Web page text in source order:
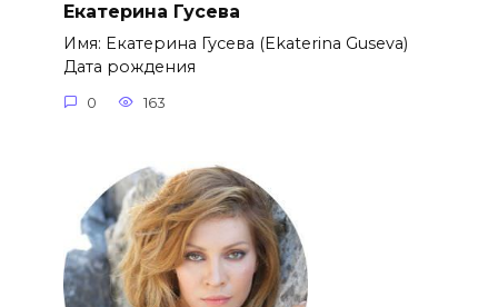
Екатерина Гусева
Имя: Екатерина Гусева (Ekaterina Guseva)
Дата рождения
0 163